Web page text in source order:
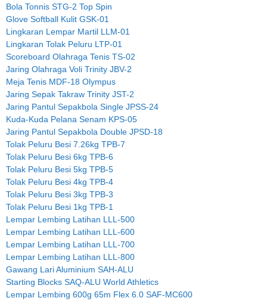
Bola Tonnis STG-2 Top Spin
Glove Softball Kulit GSK-01
Lingkaran Lempar Martil LLM-01
Lingkaran Tolak Peluru LTP-01
Scoreboard Olahraga Tenis TS-02
Jaring Olahraga Voli Trinity JBV-2
Meja Tenis MDF-18 Olympus
Jaring Sepak Takraw Trinity JST-2
Jaring Pantul Sepakbola Single JPSS-24
Kuda-Kuda Pelana Senam KPS-05
Jaring Pantul Sepakbola Double JPSD-18
Tolak Peluru Besi 7.26kg TPB-7
Tolak Peluru Besi 6kg TPB-6
Tolak Peluru Besi 5kg TPB-5
Tolak Peluru Besi 4kg TPB-4
Tolak Peluru Besi 3kg TPB-3
Tolak Peluru Besi 1kg TPB-1
Lempar Lembing Latihan LLL-500
Lempar Lembing Latihan LLL-600
Lempar Lembing Latihan LLL-700
Lempar Lembing Latihan LLL-800
Gawang Lari Aluminium SAH-ALU
Starting Blocks SAQ-ALU World Athletics
Lempar Lembing 600g 65m Flex 6.0 SAF-MC600